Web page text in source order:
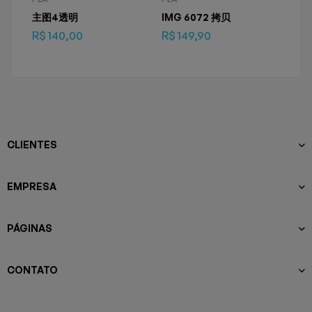
主图4透明
R$ 140,00
IMG 6072 拷贝
R$ 149,90
CLIENTES
EMPRESA
PÁGINAS
CONTATO